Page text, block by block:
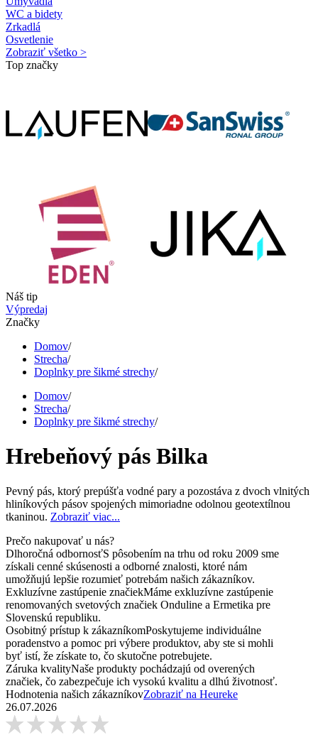
WC a bidety
Zrkadlá
Osvetlenie
Zobraziť všetko >
Top značky
Náš tip
Výpredaj
Značky
Domov/
Strecha/
Doplnky pre šikmé strechy/
Domov/
Strecha/
Doplnky pre šikmé strechy/
Hrebeňový pás Bilka
Pevný pás, ktorý prepúšťa vodné pary a pozostáva z dvoch vlnitých
hliníkových pásov spojených mimoriadne odolnou geotextílnou
tkaninou. Zobraziť viac...
Prečo nakupovať u nás?
Dlhoročná odbornosťS pôsobením na trhu od roku 2009 sme
získali cenné skúsenosti a odborné znalosti, ktoré nám
umožňujú lepšie rozumieť potrebám našich zákazníkov.
Exkluzívne zastúpenie značiekMáme exkluzívne zastúpenie
renomovaných svetových značiek Onduline a Ermetika pre
Slovenskú republiku.
Osobitný prístup k zákazníkomPoskytujeme individuálne
poradenstvo a pomoc pri výbere produktov, aby ste si mohli
byť istí, že získate to, čo skutočne potrebujete.
Záruka kvalityNaše produkty pochádzajú od overených
značiek, čo zabezpečuje ich vysokú kvalitu a dlhú životnosť.
Hodnotenia našich zákazníkovZobraziť na Heureke
26.07.2026